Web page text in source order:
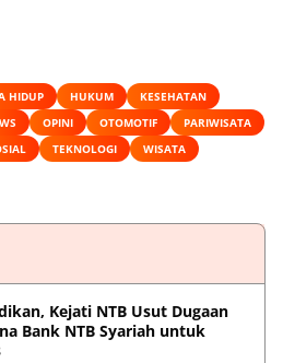
HIDUP HUKUM
KESEHATAN
OPINI OTOMOTIF
PARIWISATA
TEKNOLOGI
WISATA
Kejati NTB Usut Dugaan
Bank NTB Syariah untuk